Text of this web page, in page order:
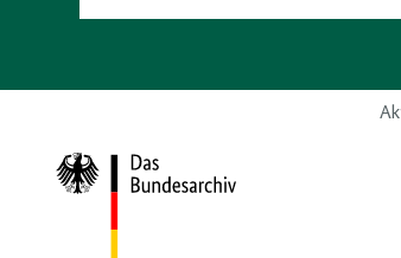
Zur
Startseite